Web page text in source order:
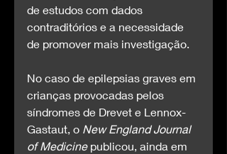
de estudos com dados
contraditórios e a necessidade
de promover mais investigação.
No caso de epilepsias graves em
crianças provocadas pelos
síndromes de Drevet e Lennox-
Gastaut, o New England Journal
of Medicine publicou, ainda em